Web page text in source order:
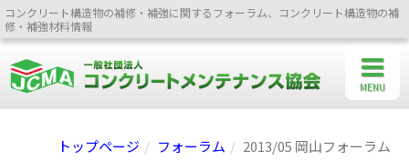
コンクリート構造物の補修・補強に関するフォーラム、コンクリート構造物の補
修・補強材料情報
トップページ フォーラム 2013/05 岡山フォーラム
MENU